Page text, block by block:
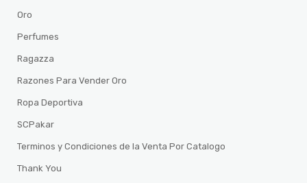
Oro
Perfumes
Ragazza
Razones Para Vender Oro
Ropa Deportiva
SCPakar
Terminos y Condiciones de la Venta Por Catalogo
Thank You